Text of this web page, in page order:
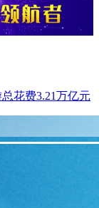
花费3.21万亿元